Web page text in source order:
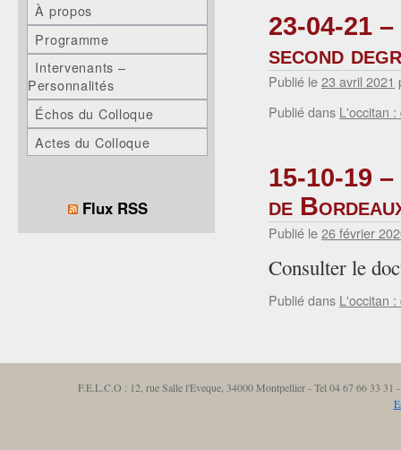
23-04-21 –
second
Publié le23 avril 2021
Publié dans L'occitan
15-10-19 –
de
Publié le26 février
Consulter le
Publié dans L'occitan
À propos
Programme
Intervenants –
Personnalités
Échos du Colloque
Actes du Colloque
Flux RSS
F.E.L.C.O : 12, rue Salle l'Eveque, 34000 Montpellier - Tel 04 67 66 33